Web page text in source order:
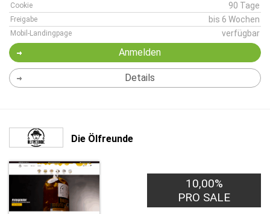
Cookie 90 Tage
Freigabe bis 6 Wochen
Mobil-Landingpage verfügbar
Anmelden
Details
Die Ölfreunde
10,00%
PRO SALE